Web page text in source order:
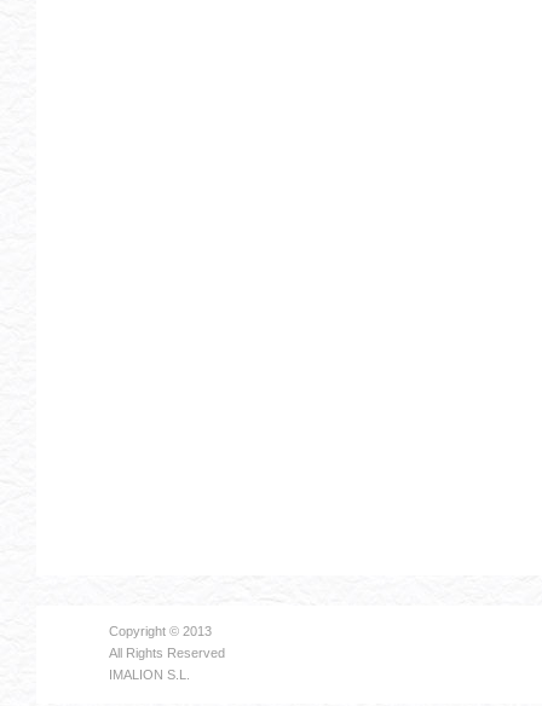
Copyright © 2013
All Rights Reserved
IMALION S.L.